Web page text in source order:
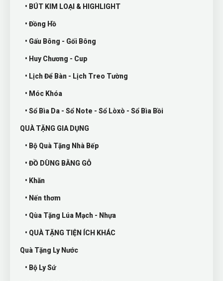
• BÚT KIM LOẠI & HIGHLIGHT
• Đồng Hồ
• Gấu Bông - Gối Bông
• Huy Chương - Cup
• Lịch Để Bàn - Lịch Treo Tường
• Móc Khóa
• Sổ Bìa Da - Sổ Note - Sổ Lòxò - Sổ Bìa Bồi
QUÀ TẶNG GIA DỤNG
• Bộ Quà Tặng Nhà Bếp
• ĐỒ DÙNG BẰNG GỖ
• Khăn
• Nến thơm
• Qùa Tặng Lúa Mạch - Nhựa
• QUÀ TẶNG TIỆN ÍCH KHÁC
Quà Tặng Ly Nước
• Bộ Ly Sứ